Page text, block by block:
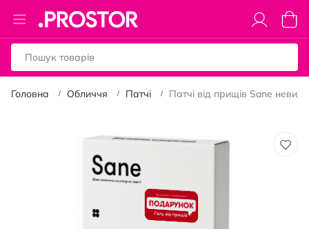
Toggle
Nav
Кошик
Головна Обличчя Патчі Патчі від прищів Sane